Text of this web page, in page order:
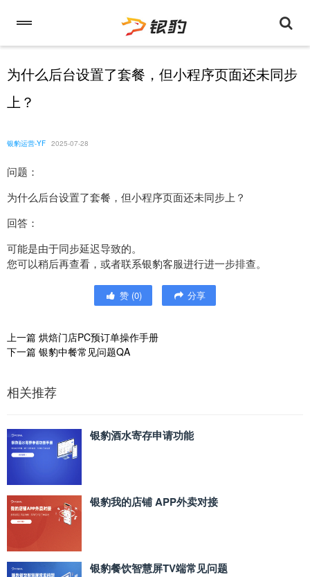
为什么后台设置了套餐，但小程序页面还未同步
上？
银豹运营-YF 2025-07-28
问题：
为什么后台设置了套餐，但小程序页面还未同步上？
回答：
可能是由于同步延迟导致的。
您可以稍后再查看，或者联系银豹客服进行进一步排查。
赞 (0) 分享
上一篇 烘焙门店PC预订单操作手册
下一篇 银豹中餐常见问题QA
相关推荐
银豹酒水寄存申请功能
银豹我的店铺 APP外卖对接
银豹餐饮智慧屏TV端常见问题